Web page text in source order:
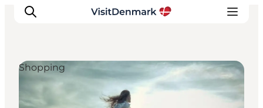
Inspirasjon
Shopping